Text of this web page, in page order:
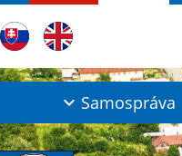
Samospráva